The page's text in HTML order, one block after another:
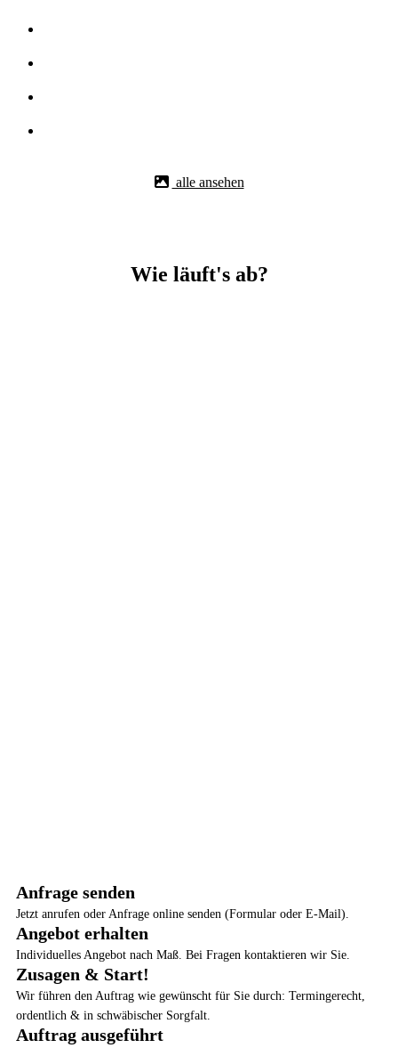
alle ansehen
Wie läuft's ab?
Anfrage senden
Jetzt anrufen oder Anfrage online senden (Formular oder E-Mail).
Angebot erhalten
Individuelles Angebot nach Maß. Bei Fragen kontaktieren wir Sie.
Zusagen & Start!
Wir führen den Auftrag wie gewünscht für Sie durch: Termingerecht,
ordentlich & in schwäbischer Sorgfalt.
Auftrag ausgeführt